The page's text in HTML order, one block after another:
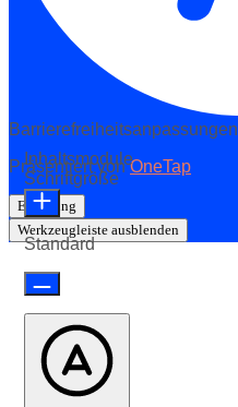
Barrierefreiheitsanpassungen
Präsentiert vonOneTap
Erklärung
Werkzeugleiste ausblenden
Inhaltsmodule
Schriftgröße
Standard